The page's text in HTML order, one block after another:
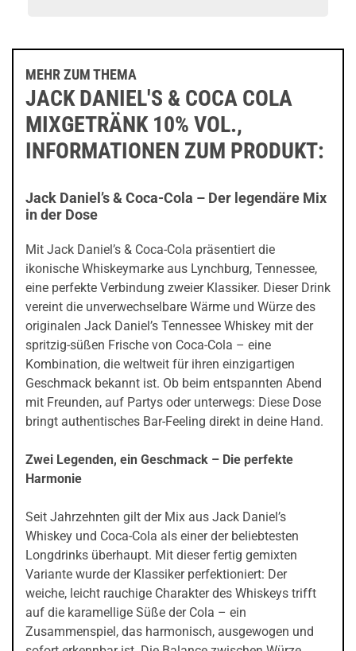
MEHR ZUM THEMA
JACK DANIEL'S & COCA COLA
MIXGETRÄNK 10% VOL.,
INFORMATIONEN ZUM PRODUKT:
Jack Daniel’s & Coca-Cola – Der legendäre Mix
in der Dose
Mit Jack Daniel’s & Coca-Cola präsentiert die
ikonische Whiskeymarke aus Lynchburg, Tennessee,
eine perfekte Verbindung zweier Klassiker. Dieser Drink
vereint die unverwechselbare Wärme und Würze des
originalen Jack Daniel’s Tennessee Whiskey mit der
spritzig-süßen Frische von Coca-Cola – eine
Kombination, die weltweit für ihren einzigartigen
Geschmack bekannt ist. Ob beim entspannten Abend
mit Freunden, auf Partys oder unterwegs: Diese Dose
bringt authentisches Bar-Feeling direkt in deine Hand.
Zwei Legenden, ein Geschmack – Die perfekte
Harmonie
Seit Jahrzehnten gilt der Mix aus Jack Daniel’s
Whiskey und Coca-Cola als einer der beliebtesten
Longdrinks überhaupt. Mit dieser fertig gemixten
Variante wurde der Klassiker perfektioniert: Der
weiche, leicht rauchige Charakter des Whiskeys trifft
auf die karamellige Süße der Cola – ein
Zusammenspiel, das harmonisch, ausgewogen und